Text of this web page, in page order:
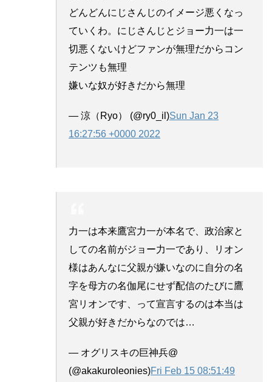
どんどんにじさんじのイメージ悪くなっ
ていくわ。にじさんじとジョー力一は一
切悪くないけどファンが無理だからコン
テンツも無理
嫌いな奴が好きだから無理
— 涼（Ryo） (@ry0_il)Sun Jan 23
16:27:56 +0000 2022
力一は本来鷹宮力一が本名で、政治家と
しての名前がジョー力一であり、リオン
様はあんなに父親が嫌いなのに自分の名
字を母方の名伽尾にせず配信のたびに鷹
宮リオンです、って宣言するのは本当は
父親が好きだからなのでは…
— オグリスキの巨神兵@
(@akakuroleonies)Fri Feb 15 08:51:49